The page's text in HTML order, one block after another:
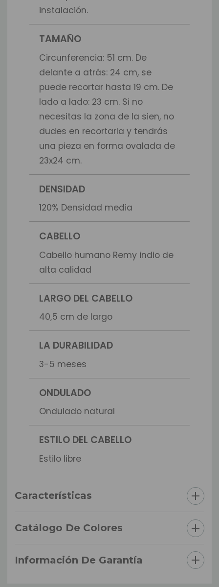
instalación.
TAMAÑO
Circunferencia: 51 cm. De
delante a atrás: 24 cm, se
puede recortar hasta 19 cm. De
lado a lado: 23 cm. Si no
necesitas la zona de la sien, no
dudes en recortarla y tendrás
una pieza en forma ovalada de
23x24 cm.
DENSIDAD
120% Densidad media
CABELLO
Cabello humano Remy indio de
alta calidad
LARGO DEL CABELLO
40,5 cm de largo
LA DURABILIDAD
3-5 meses
ONDULADO
Ondulado natural
ESTILO DEL CABELLO
Estilo libre
Características
Catálogo De Colores
Información De Garantía